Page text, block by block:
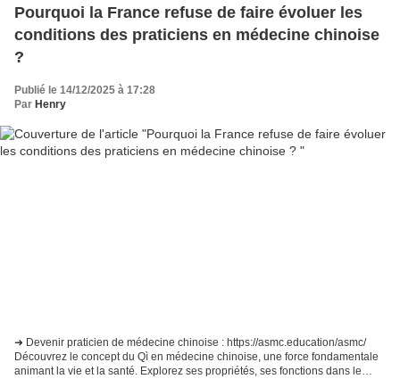
Pourquoi la France refuse de faire évoluer les
conditions des praticiens en médecine chinoise
?
Publié le 14/12/2025 à 17:28
Par Henry
➜ Devenir praticien de médecine chinoise : https://asmc.education/asmc/
Découvrez le concept du Qì en médecine chinoise, une force fondamentale
animant la vie et la santé. Explorez ses propriétés, ses fonctions dans le